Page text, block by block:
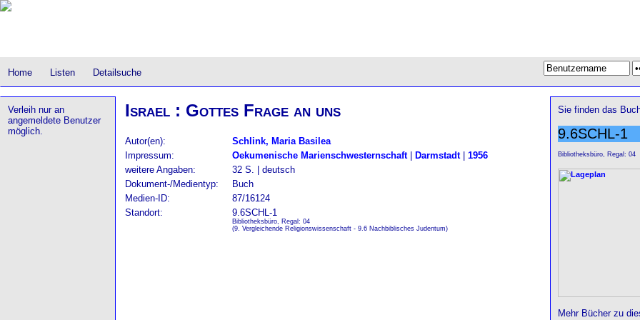
Home Listen Detailsuche
Verleih nur an
angemeldete Benutzer
möglich.
Israel : Gottes Frage an uns
Autor(en):
Schlink, Maria Basilea
Impressum:
Oekumenische Marienschwesternschaft| Darmstadt| 1956
weitere Angaben:
32 S. | deutsch
Dokument-/Medientyp:
Buch
Medien-ID:
87/16124
Standort:
9.6SCHL-1
Bibliotheksbüro, Regal: 04
(9. Vergleichende Religionswissenschaft - 9.6 Nachbiblisches Judentum)
Sie finden das
9.6SCHL-1
Bibliotheksbüro, Regal: 04
Mehr Bücher zu